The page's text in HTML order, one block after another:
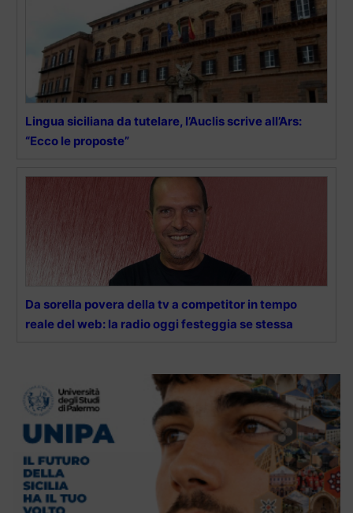
Lingua siciliana da tutelare, l’Auclis scrive all’Ars:
“Ecco le proposte”
Da sorella povera della tv a competitor in tempo
reale del web: la radio oggi festeggia se stessa